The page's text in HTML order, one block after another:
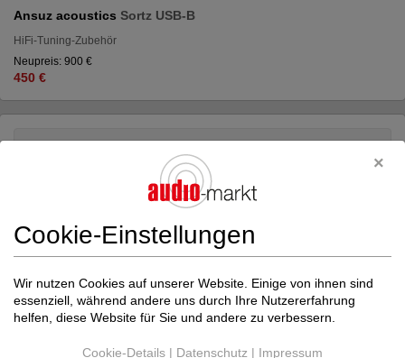
Ansuz acoustics Sortz USB-B
HiFi-Tuning-Zubehör
Neupreis: 900 €
450 €
Cookie-Einstellungen
Wir nutzen Cookies auf unserer Website. Einige von ihnen sind
essenziell, während andere uns durch Ihre Nutzererfahrung
helfen, diese Website für Sie und andere zu verbessern.
Cookie-Details | Datenschutz | Impressum